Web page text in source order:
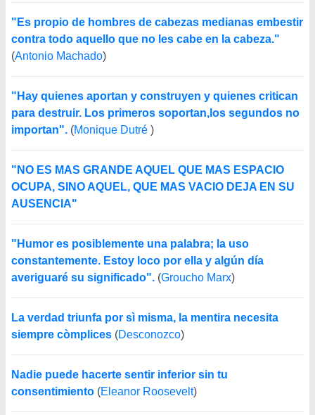
"Es propio de hombres de cabezas medianas embestir
contra todo aquello que no les cabe en la cabeza."
(Antonio Machado)
"Hay quienes aportan y construyen y quienes critican
para destruir. Los primeros soportan,los segundos no
importan". (Monique Dutré )
"NO ES MAS GRANDE AQUEL QUE MAS ESPACIO
OCUPA, SINO AQUEL, QUE MAS VACIO DEJA EN SU
AUSENCIA"
"Humor es posiblemente una palabra; la uso
constantemente. Estoy loco por ella y algún día
averiguaré su significado". (Groucho Marx)
La verdad triunfa por sì misma, la mentira necesita
siempre còmplices (Desconozco)
Nadie puede hacerte sentir inferior sin tu
consentimiento (Eleanor Roosevelt)